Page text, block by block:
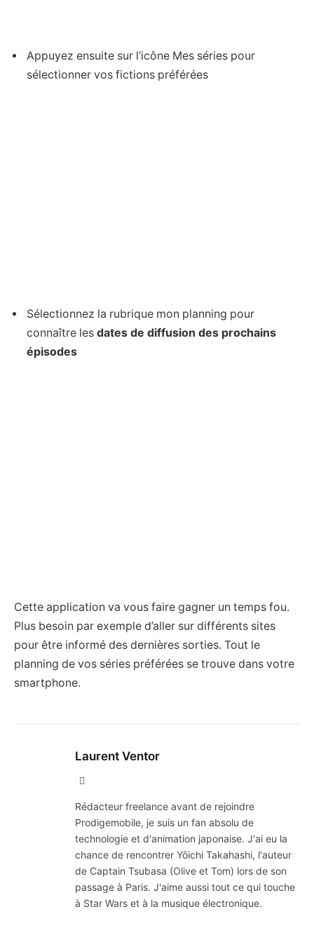
Appuyez ensuite sur l’icône Mes séries pour
sélectionner vos fictions préférées
Sélectionnez la rubrique mon planning pour
connaître les dates de diffusion des prochains
épisodes
Cette application va vous faire gagner un temps fou.
Plus besoin par exemple d’aller sur différents sites
pour être informé des dernières sorties. Tout le
planning de vos séries préférées se trouve dans votre
smartphone.
Laurent Ventor
Rédacteur freelance avant de rejoindre
Prodigemobile, je suis un fan absolu de
technologie et d'animation japonaise. J'ai eu la
chance de rencontrer Yōichi Takahashi, l'auteur
de Captain Tsubasa (Olive et Tom) lors de son
passage à Paris. J'aime aussi tout ce qui touche
à Star Wars et à la musique électronique.